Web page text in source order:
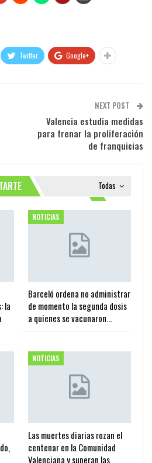
Twitter Google+
NEXT POST
Valencia estudia medidas
para frenar la proliferación
de franquicias
Todas
la
NOTICIAS
Barceló ordena no administrar
de momento la segunda dosis
a quienes se vacunaron…
NOTICIAS
Las muertes diarias rozan el
centenar en la Comunidad
Valenciana y superan las